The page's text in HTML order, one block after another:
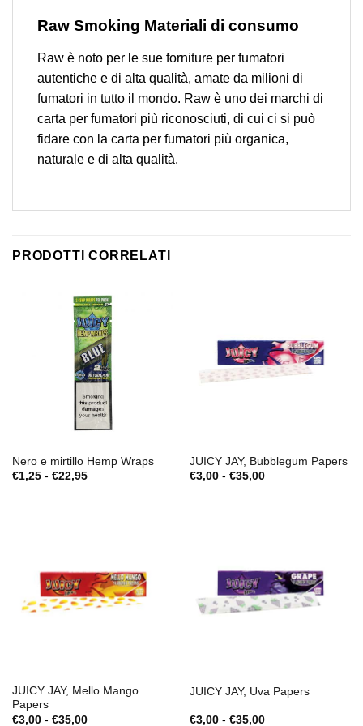
Raw Smoking Materiali di consumo
Raw è noto per le sue forniture per fumatori
autentiche e di alta qualità, amate da milioni di
fumatori in tutto il mondo. Raw è uno dei marchi di
carta per fumatori più riconosciuti, di cui ci si può
fidare con la carta per fumatori più organica,
naturale e di alta qualità.
PRODOTTI CORRELATI
Nero e mirtillo Hemp Wraps
€1,25 - €22,95Fascia
JUICY JAY, Bubblegum Papers
€3,00 - €35,00Fascia
JUICY JAY, Mello Mango
Papers
€3,00 - €35,00Fascia
JUICY JAY, Uva Papers
€3,00 - €35,00Fascia